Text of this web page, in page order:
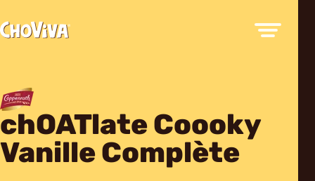
chOATlate Coooky
Vanille Complète